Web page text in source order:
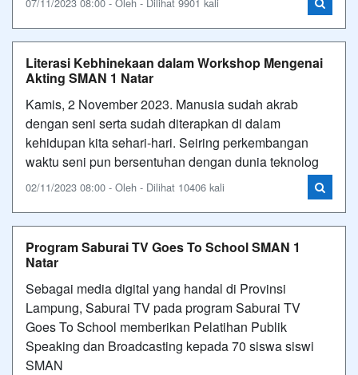
Literasi Kebhinekaan dalam Workshop Mengenai
Akting SMAN 1 Natar
Kamis, 2 November 2023. Manusia sudah akrab
dengan seni serta sudah diterapkan di dalam
kehidupan kita sehari-hari. Seiring perkembangan
waktu seni pun bersentuhan dengan dunia teknolog
02/11/2023 08:00 - Oleh - Dilihat 10406 kali
Program Saburai TV Goes To School SMAN 1
Natar
Sebagai media digital yang handal di Provinsi
Lampung, Saburai TV pada program Saburai TV
Goes To School memberikan Pelatihan Publik
Speaking dan Broadcasting kepada 70 siswa siswi
SMAN